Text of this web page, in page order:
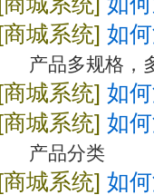
[商城系统] 如
产品多规格，
[商城系统] 如
[商城系统] 如
产品分类
[商城系统] 如